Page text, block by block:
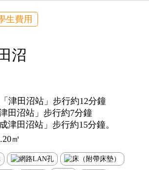
生費用
沼
津田沼站」步行約12分鐘
田沼站」步行約7分鐘
津田沼站」步行約15分鐘。
㎡